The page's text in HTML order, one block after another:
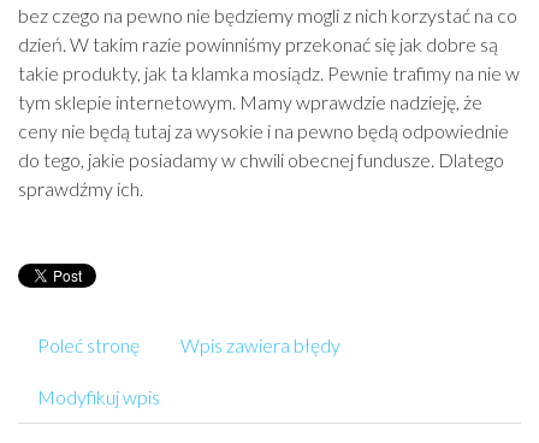
bez czego na pewno nie będziemy mogli z nich korzystać na co
dzień. W takim razie powinniśmy przekonać się jak dobre są
takie produkty, jak ta klamka mosiądz. Pewnie trafimy na nie w
tym sklepie internetowym. Mamy wprawdzie nadzieję, że
ceny nie będą tutaj za wysokie i na pewno będą odpowiednie
do tego, jakie posiadamy w chwili obecnej fundusze. Dlatego
sprawdźmy ich.
Poleć stronę Wpis zawiera błędy
Modyfikuj wpis